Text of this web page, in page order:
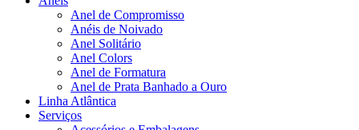
Anel de Compromisso
Anéis de Noivado
Anel Solitário
Anel Colors
Anel de Formatura
Anel de Prata Banhado a Ouro
Linha Atlântica
Serviços